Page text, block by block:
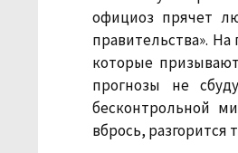
официоз прячет
правительства».
которые
прогнозы не
бесконтрольной
вбрось, разгорится